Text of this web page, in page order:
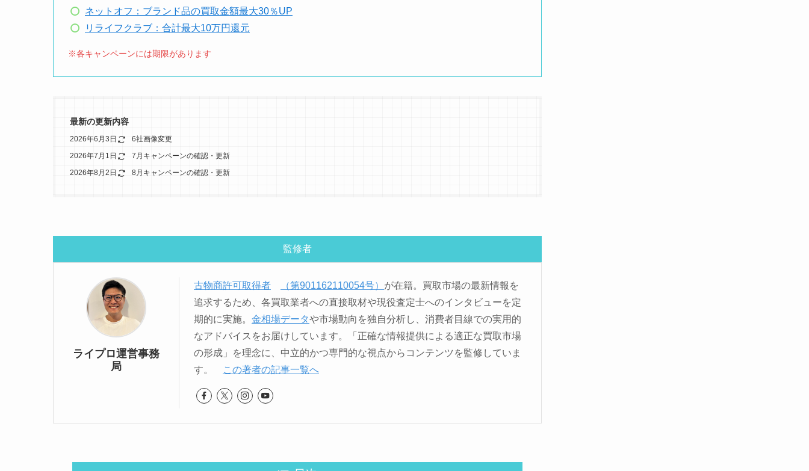
ネットオフ：ブランド品の買取金額最大30％UP
リライフクラブ：合計最大10万円還元
※各キャンペーンには期限があります
最新の更新内容
2026年6月3日 6社画像変更
2026年7月1日 7月キャンペーンの確認・更新
2026年8月2日 8月キャンペーンの確認・更新
監修者
ライプロ運営事務
局
古物商許可取得者 （第901162110054号） が在籍。買取市場の最新情報を
追求するため、各買取業者への直接取材や現役査定士へのインタビューを定
期的に実施。 金相場データや市場動向を独自分析し、消費者目線での実用的
なアドバイスをお届けしています。「正確な情報提供による適正な買取市場
の形成」を理念に、中立的かつ専門的な視点からコンテンツを監修していま
す。
この著者の記事一覧へ